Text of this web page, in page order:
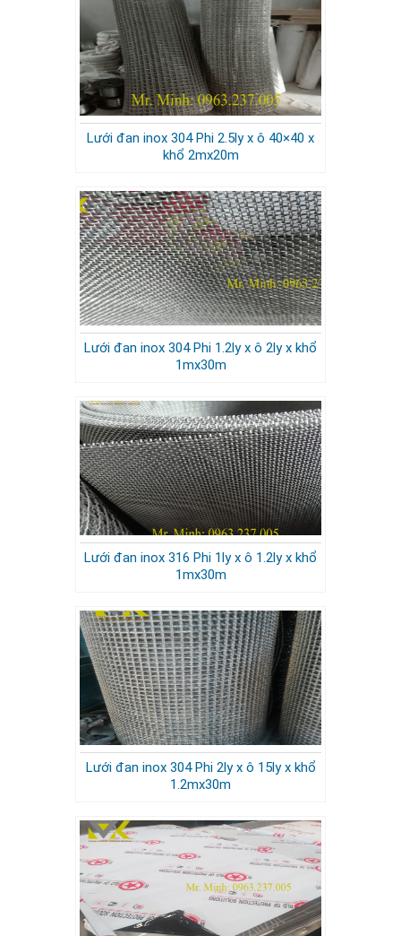
Lưới đan inox 304 Phi 2.5ly x ô 40×40 x
khổ 2mx20m
Lưới đan inox 304 Phi 1.2ly x ô 2ly x khổ
1mx30m
Lưới đan inox 316 Phi 1ly x ô 1.2ly x khổ
1mx30m
Lưới đan inox 304 Phi 2ly x ô 15ly x khổ
1.2mx30m